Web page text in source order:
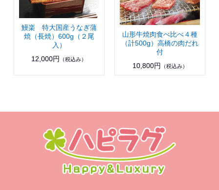
鰻楽 特大国産うなぎ蒲
焼（長焼）600g（２尾
入）
12,000円
（税込み）
山形牛焼肉食べ比べ４種
（計500g）高橋の肉だれ
付
10,800円
（税込み）